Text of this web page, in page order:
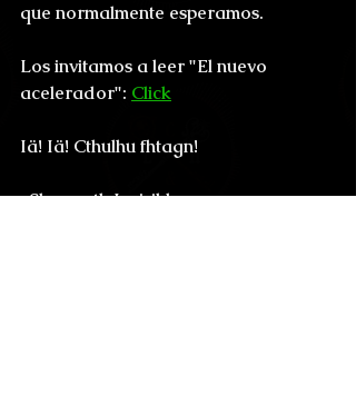
que normalmente esperamos.
Los invitamos a leer "El nuevo
acelerador": Click
Iä! Iä! Cthulhu fhtagn!
-Shoggoth Invisible